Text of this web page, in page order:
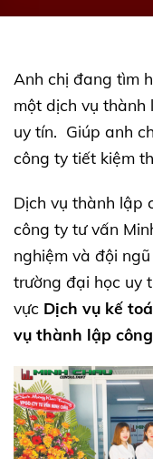
Anh chị đang tìm
một dịch vụ
uy tín. Giúp anh
công ty tiết kiệm
Dịch vụ thành lập
công ty tư vấn
nghiệm và đội
trường đại học uy
vực Dịch vụ kế
vụ thành lập